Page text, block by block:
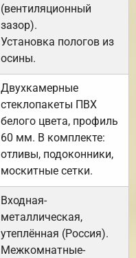
(вентиляционный
зазор).
Установка пологов из
осины.
Двухкамерные
стеклопакеты ПВХ
белого цвета, профиль
60 мм. В комплекте:
отливы, подоконники,
москитные сетки.
Входная-
металлическая,
утеплённая (Россия).
Межкомнатные-